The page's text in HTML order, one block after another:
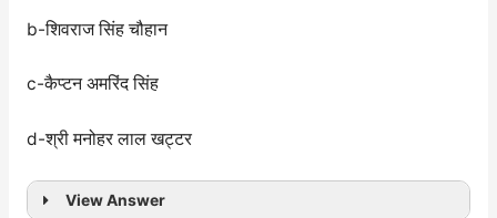
b-शिवराज सिंह चौहान
c-कैप्टन अमरिंद सिंह
d-श्री मनोहर लाल खट्टर
View Answer